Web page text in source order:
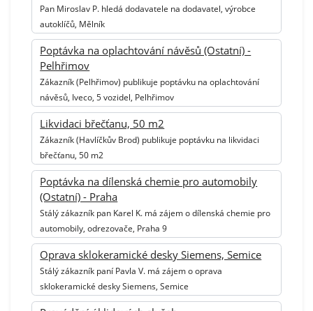
Pan Miroslav P. hledá dodavatele na dodavatel, výrobce
autoklíčů, Mělník
Poptávka na oplachtování návěsů (Ostatní) -
Pelhřimov
Zákazník (Pelhřimov) publikuje poptávku na oplachtování
návěsů, Iveco, 5 vozidel, Pelhřimov
Likvidaci břečťanu, 50 m2
Zákazník (Havlíčkův Brod) publikuje poptávku na likvidaci
břečťanu, 50 m2
Poptávka na dílenská chemie pro automobily
(Ostatní) - Praha
Stálý zákazník pan Karel K. má zájem o dílenská chemie pro
automobily, odrezovače, Praha 9
Oprava sklokeramické desky Siemens, Semice
Stálý zákazník paní Pavla V. má zájem o oprava
sklokeramické desky Siemens, Semice